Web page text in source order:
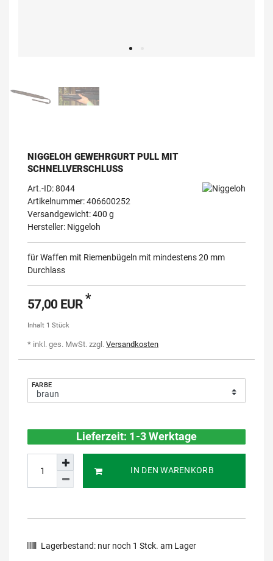
NIGGELOH GEWEHRGURT PULL MIT
SCHNELLVERSCHLUSS
Art.-ID:8044
Artikelnummer: 406600252
Versandgewicht: 400 g
Hersteller: Niggeloh
für Waffen mit Riemenbügeln mit mindestens 20 mm
Durchlass
57,00 EUR*
Inhalt 1 Stück
* inkl. ges. MwSt. zzgl. Versandkosten
FARBE
Lieferzeit: 1-3 Werktage
IN DEN WARENKORB
Lagerbestand: nur noch 1 Stck. am Lager